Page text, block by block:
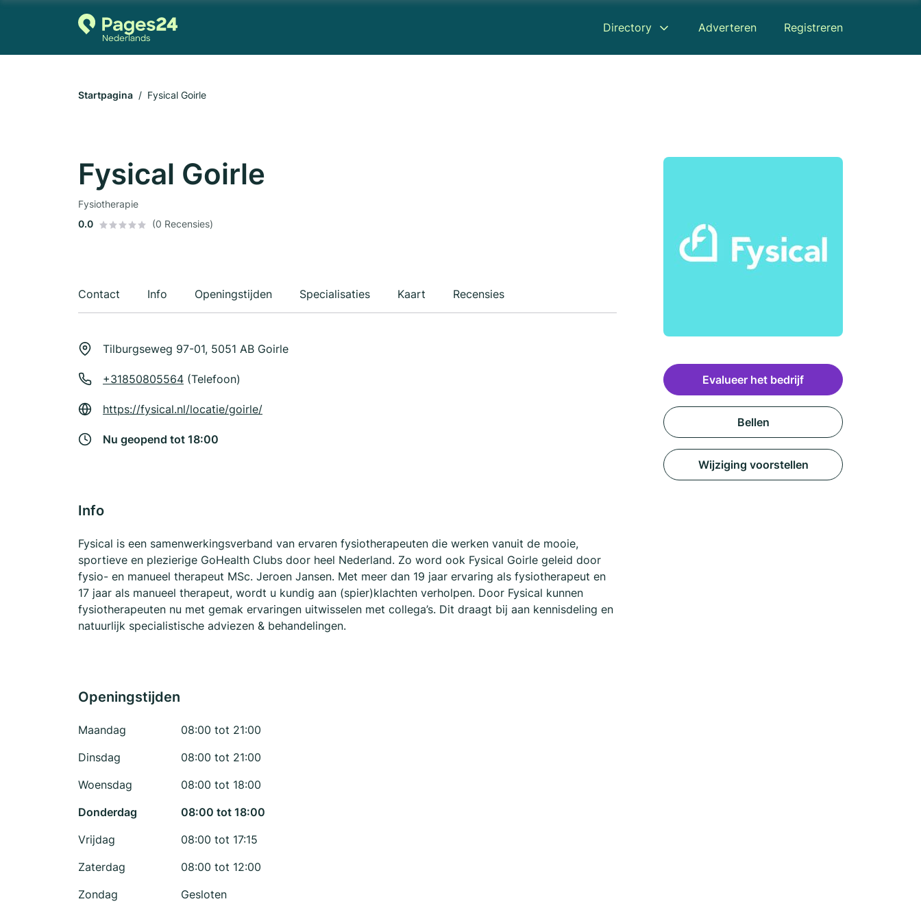
Directory Adverteren Registreren
Startpagina Fysical Goirle
Fysical Goirle
Fysiotherapie
0.0
(0 Recensies)
Contact Info Openingstijden Specialisaties Kaart Recensies
Tilburgseweg 97-01, 5051 AB Goirle
+31850805564 (Telefoon)
https://fysical.nl/locatie/goirle/
Nu geopend tot 18:00
Info
Fysical is een samenwerkingsverband van ervaren fysiotherapeuten die werken vanuit de mooie,
sportieve en plezierige GoHealth Clubs door heel Nederland. Zo word ook Fysical Goirle geleid door
fysio- en manueel therapeut MSc. Jeroen Jansen. Met meer dan 19 jaar ervaring als fysiotherapeut en
17 jaar als manueel therapeut, wordt u kundig aan (spier)klachten verholpen. Door Fysical kunnen
fysiotherapeuten nu met gemak ervaringen uitwisselen met collega’s. Dit draagt bij aan kennisdeling en
natuurlijk specialistische adviezen & behandelingen.
Openingstijden
Maandag
08:00 tot 21:00
Dinsdag
08:00 tot 21:00
Woensdag
08:00 tot 18:00
Donderdag
08:00 tot 18:00
Vrijdag
08:00 tot 17:15
Zaterdag
08:00 tot 12:00
Zondag
Gesloten
Evalueer het bedrijf
Bellen
Wijziging voorstellen